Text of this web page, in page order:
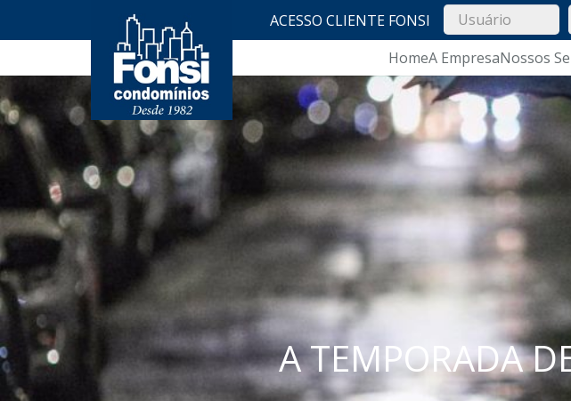
ACESSO CLIENTE FONSI
HomeA EmpresaNossos
A TEMPORADA